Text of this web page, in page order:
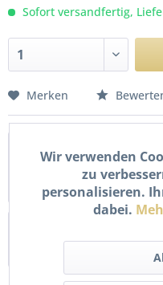
Sofort versandfertig,
Merken
Beschreibung
Neue Zündkerze NGK
mm
Bewertungen lesen,
Wir verwenden
zu
personalisieren.
dabei.